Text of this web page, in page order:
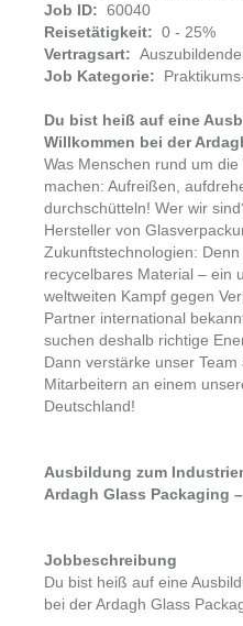
Job ID: 60040
Reisetätigkeit: 0 - 25%
Vertragsart:
Job Kategorie:
Du bist heiß auf eine
Willkommen bei der
Was Menschen rund um
machen: Aufreißen,
durchschütteln! Wer wir
Hersteller von
Zukunftstechnologien:
recycelbares Material – ein
weltweiten Kampf gegen
Partner international
suchen deshalb richtige
Dann verstärke unser
Mitarbeitern an einem
Deutschland!
Ausbildung zum
Ardagh Glass Packaging
Jobbeschreibung
Du bist heiß auf eine
bei der Ardagh Glass